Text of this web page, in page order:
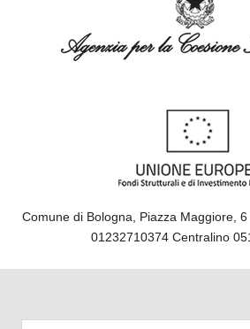
Comune di Bologna, Piazza Maggiore,
01232710374 Centralino